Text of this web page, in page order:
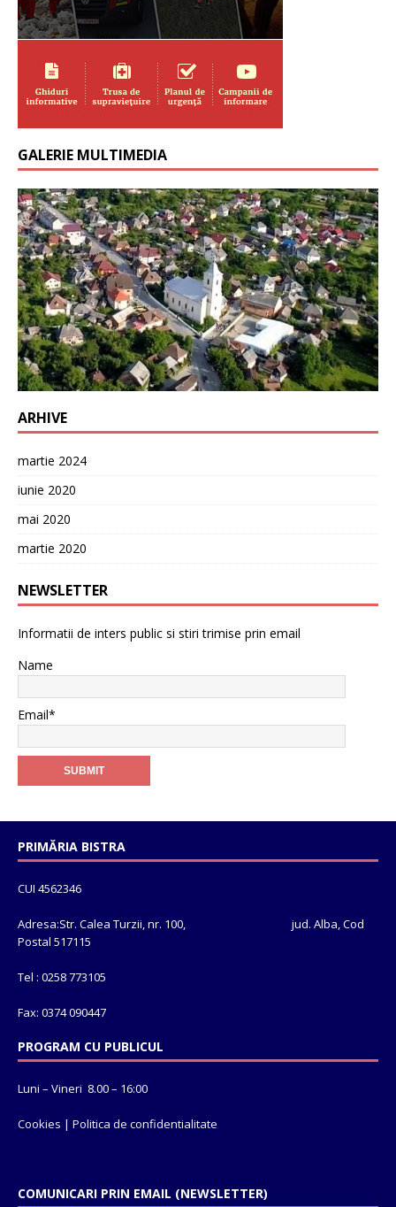
GALERIE MULTIMEDIA
ARHIVE
martie 2024
iunie 2020
mai 2020
martie 2020
NEWSLETTER
Informatii de inters public si stiri trimise prin email
Name
Email*
PRIMĂRIA BISTRA
CUI 4562346
Adresa:Str. Calea Turzii, nr. 100, jud. Alba, Cod
Postal 517115
Tel : 0258 773105
Fax: 0374 090447
PROGRAM CU PUBLICUL
Luni – Vineri 8.00 – 16:00
Cookies | Politica de confidentialitate
COMUNICARI PRIN EMAIL (NEWSLETTER)